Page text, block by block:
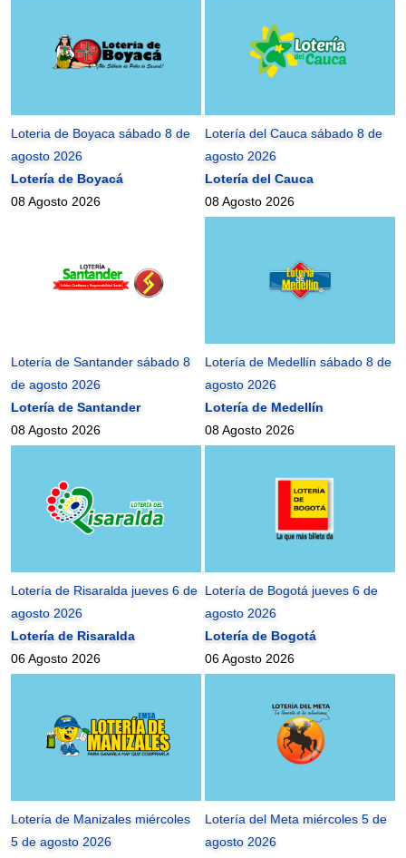
Loteria de Boyaca sábado 8 de
agosto 2026
Lotería de Boyacá
08 Agosto 2026
Lotería del Cauca sábado 8 de
agosto 2026
Lotería del Cauca
08 Agosto 2026
Lotería de Santander sábado 8
de agosto 2026
Lotería de Santander
08 Agosto 2026
Lotería de Medellín sábado 8 de
agosto 2026
Lotería de Medellín
08 Agosto 2026
Lotería de Risaralda jueves 6 de
agosto 2026
Lotería de Risaralda
06 Agosto 2026
Lotería de Bogotá jueves 6 de
agosto 2026
Lotería de Bogotá
06 Agosto 2026
Lotería de Manizales miércoles
5 de agosto 2026
Lotería del Meta miércoles 5 de
agosto 2026